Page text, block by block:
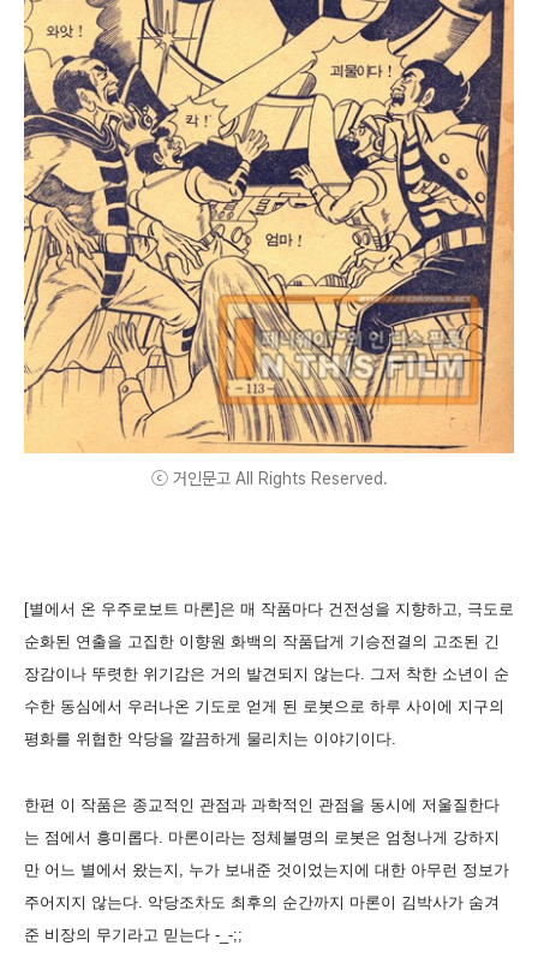
ⓒ 거인문고 All Rights Reserved.
[별에서 온 우주로보트 마론]은 매 작품마다 건전성을 지향하고, 극도로
순화된 연출을 고집한 이향원 화백의 작품답게 기승전결의 고조된 긴
장감이나 뚜렷한 위기감은 거의 발견되지 않는다. 그저 착한 소년이 순
수한 동심에서 우러나온 기도로 얻게 된 로봇으로 하루 사이에 지구의
평화를 위협한 악당을 깔끔하게 물리치는 이야기이다.
한편 이 작품은 종교적인 관점과 과학적인 관점을 동시에 저울질한다
는 점에서 흥미롭다. 마론이라는 정체불명의 로봇은 엄청나게 강하지
만 어느 별에서 왔는지, 누가 보내준 것이었는지에 대한 아무런 정보가
주어지지 않는다. 악당조차도 최후의 순간까지 마론이 김박사가 숨겨
준 비장의 무기라고 믿는다 -_-;;